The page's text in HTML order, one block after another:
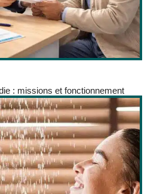
: missions et fonctionnement